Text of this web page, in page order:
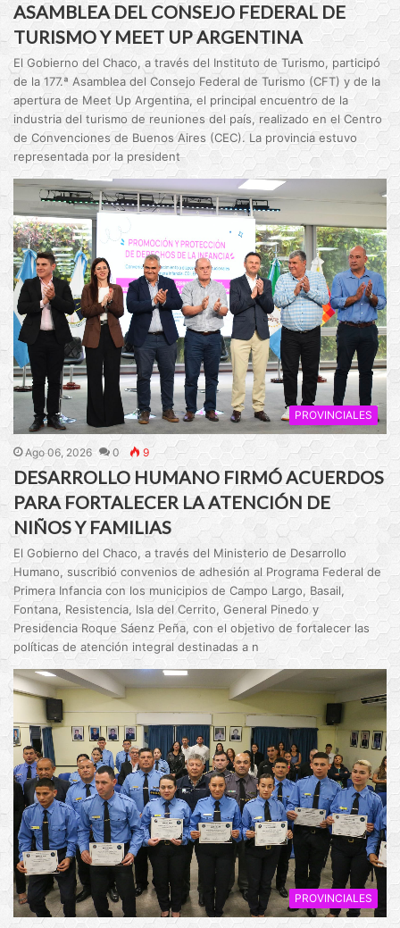
ASAMBLEA DEL CONSEJO FEDERAL DE
TURISMO Y MEET UP ARGENTINA
El Gobierno del Chaco, a través del Instituto de Turismo, participó
de la 177.ª Asamblea del Consejo Federal de Turismo (CFT) y de la
apertura de Meet Up Argentina, el principal encuentro de la
industria del turismo de reuniones del país, realizado en el Centro
de Convenciones de Buenos Aires (CEC). La provincia estuvo
representada por la president
PROVINCIALES
Ago 06, 2026 0 9
DESARROLLO HUMANO FIRMÓ ACUERDOS
PARA FORTALECER LA ATENCIÓN DE
NIÑOS Y FAMILIAS
El Gobierno del Chaco, a través del Ministerio de Desarrollo
Humano, suscribió convenios de adhesión al Programa Federal de
Primera Infancia con los municipios de Campo Largo, Basail,
Fontana, Resistencia, Isla del Cerrito, General Pinedo y
Presidencia Roque Sáenz Peña, con el objetivo de fortalecer las
políticas de atención integral destinadas a n
PROVINCIALES